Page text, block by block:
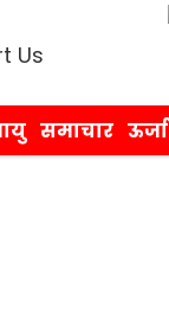
Us
समाचार ऊर्जा